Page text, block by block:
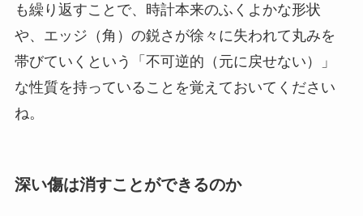
も繰り返すことで、時計本来のふくよかな形状
や、エッジ（角）の鋭さが徐々に失われて丸みを
帯びていくという「不可逆的（元に戻せない）」
な性質を持っていることを覚えておいてください
ね。
深い傷は消すことができるのか